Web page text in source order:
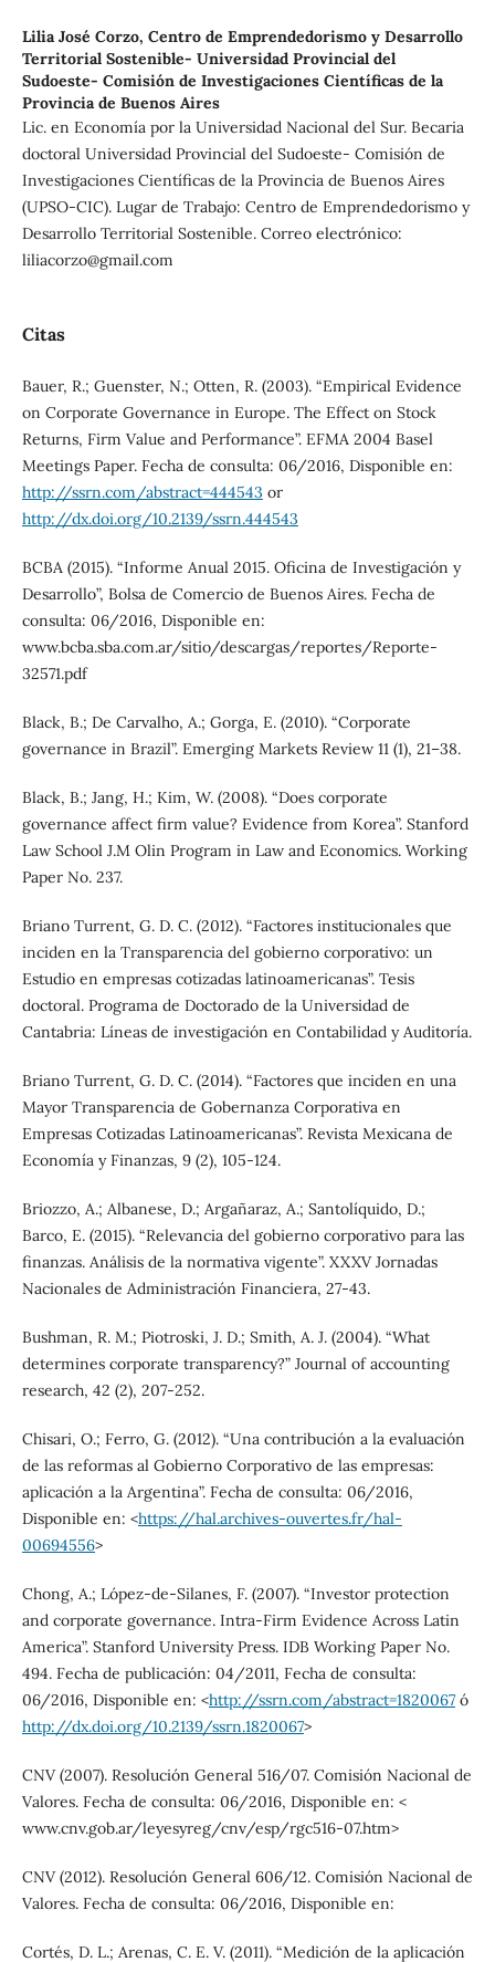
Lilia José Corzo, Centro de Emprendedorismo y Desarrollo
Territorial Sostenible- Universidad Provincial del
Sudoeste- Comisión de Investigaciones Científicas de la
Provincia de Buenos Aires
Lic. en Economía por la Universidad Nacional del Sur. Becaria
doctoral Universidad Provincial del Sudoeste- Comisión de
Investigaciones Científicas de la Provincia de Buenos Aires
(UPSO-CIC). Lugar de Trabajo: Centro de Emprendedorismo y
Desarrollo Territorial Sostenible. Correo electrónico:
liliacorzo@gmail.com
Citas
Bauer, R.; Guenster, N.; Otten, R. (2003). “Empirical Evidence
on Corporate Governance in Europe. The Effect on Stock
Returns, Firm Value and Performance”. EFMA 2004 Basel
Meetings Paper. Fecha de consulta: 06/2016, Disponible en:
http://ssrn.com/abstract=444543 or
http://dx.doi.org/10.2139/ssrn.444543
BCBA (2015). “Informe Anual 2015. Oficina de Investigación y
Desarrollo”, Bolsa de Comercio de Buenos Aires. Fecha de
consulta: 06/2016, Disponible en:
www.bcba.sba.com.ar/sitio/descargas/reportes/Reporte-
32571.pdf
Black, B.; De Carvalho, A.; Gorga, E. (2010). “Corporate
governance in Brazil”. Emerging Markets Review 11 (1), 21–38.
Black, B.; Jang, H.; Kim, W. (2008). “Does corporate
governance affect firm value? Evidence from Korea”. Stanford
Law School J.M Olin Program in Law and Economics. Working
Paper No. 237.
Briano Turrent, G. D. C. (2012). “Factores institucionales que
inciden en la Transparencia del gobierno corporativo: un
Estudio en empresas cotizadas latinoamericanas”. Tesis
doctoral. Programa de Doctorado de la Universidad de
Cantabria: Líneas de investigación en Contabilidad y Auditoría.
Briano Turrent, G. D. C. (2014). “Factores que inciden en una
Mayor Transparencia de Gobernanza Corporativa en
Empresas Cotizadas Latinoamericanas”. Revista Mexicana de
Economía y Finanzas, 9 (2), 105-124.
Briozzo, A.; Albanese, D.; Argañaraz, A.; Santolíquido, D.;
Barco, E. (2015). “Relevancia del gobierno corporativo para las
finanzas. Análisis de la normativa vigente”. XXXV Jornadas
Nacionales de Administración Financiera, 27-43.
Bushman, R. M.; Piotroski, J. D.; Smith, A. J. (2004). “What
determines corporate transparency?” Journal of accounting
research, 42 (2), 207-252.
Chisari, O.; Ferro, G. (2012). “Una contribución a la evaluación
de las reformas al Gobierno Corporativo de las empresas:
aplicación a la Argentina”. Fecha de consulta: 06/2016,
Disponible en: <https://hal.archives-ouvertes.fr/hal-
00694556>
Chong, A.; López-de-Silanes, F. (2007). “Investor protection
and corporate governance. Intra-Firm Evidence Across Latin
America”. Stanford University Press. IDB Working Paper No.
494. Fecha de publicación: 04/2011, Fecha de consulta:
06/2016, Disponible en: <http://ssrn.com/abstract=1820067ó
http://dx.doi.org/10.2139/ssrn.1820067>
CNV (2007). Resolución General 516/07. Comisión Nacional de
Valores. Fecha de consulta: 06/2016, Disponible en: <
www.cnv.gob.ar/leyesyreg/cnv/esp/rgc516-07.htm>
CNV (2012). Resolución General 606/12. Comisión Nacional de
Valores. Fecha de consulta: 06/2016, Disponible en:
Cortés, D. L.; Arenas, C. E. V. (2011). “Medición de la aplicación